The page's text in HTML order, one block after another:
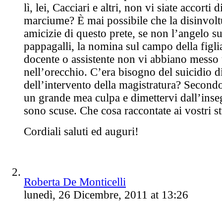
lì, lei, Cacciari e altri, non vi siate accorti
marciume? È mai possibile che la
amicizie di questo prete, se non l’angelo
pappagalli, la nomina sul campo della
docente o assistente non vi abbiano
nell’orecchio. C’era bisogno del suicidio
dell’intervento della magistratura?
un grande mea culpa e dimettervi
sono scuse. Che cosa raccontate ai vostri
Cordiali saluti ed auguri!
Roberta De Monticelli
lunedì, 26 Dicembre, 2011 at 13:26